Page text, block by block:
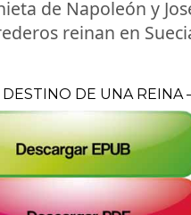
de Napoleón y
reinan en
DE UNA REINA